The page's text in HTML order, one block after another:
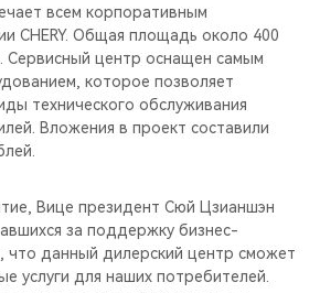
всем корпоративным
CHERY. Общая площадь около 400
Сервисный центр оснащен самым
которое позволяет
технического обслуживания
Вложения в проект составили
Вице президент Сюй Цзианшэн
за поддержку бизнес-
что данный дилерский центр сможет
услуги для наших потребителей.